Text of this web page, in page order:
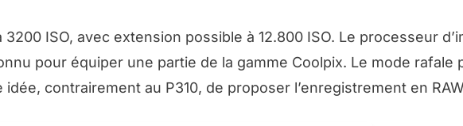
3200 ISO, avec extension possible à 12.800 ISO. Le processeur
pour équiper une partie de la gamme Coolpix. Le mode rafale
contrairement au P310, de proposer l’enregistrement en